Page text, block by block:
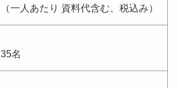
（一人あたり 資料代含む、税込み）
35名